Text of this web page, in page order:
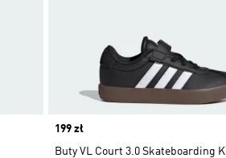
Price
199 zł
Buty VL Court 3.0 Skateboarding